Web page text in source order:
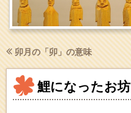
卯月の「卯」の意味
鯉になったお